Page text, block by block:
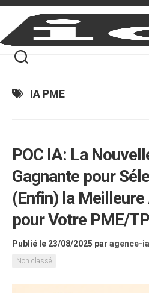
Skip
content
IA PME
POC IA: La
Gagnante pour
(Enfin) la
pour Votre PME/
Publié le 23/08/2025 par agence-
Non classé